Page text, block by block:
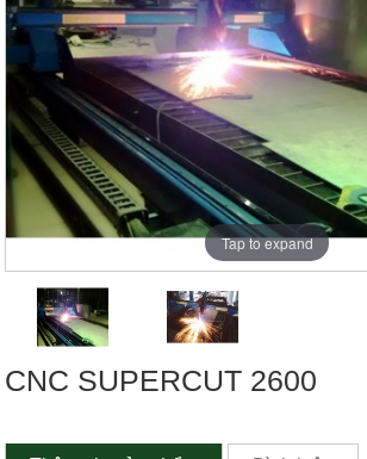
Tap to expand
CNC SUPERCUT 2600